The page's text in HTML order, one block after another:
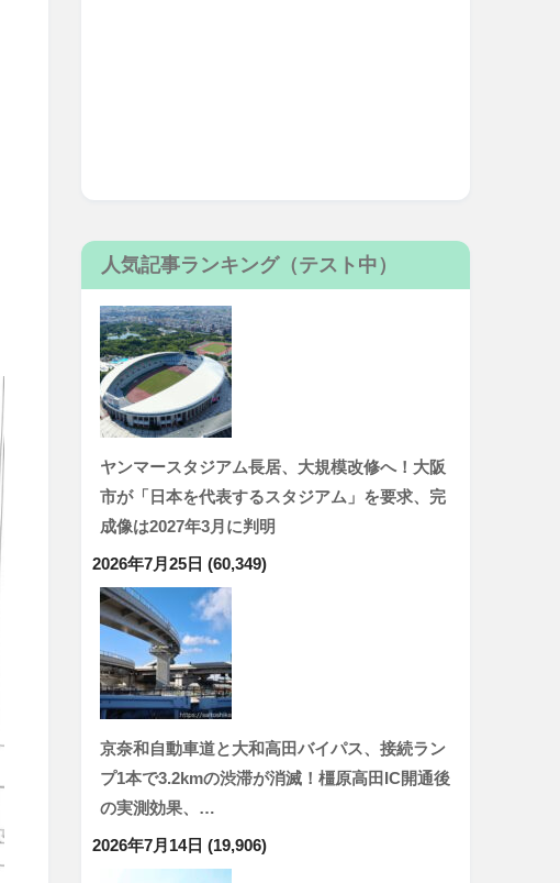
人気記事ランキング（テスト中）
ヤンマースタジアム長居、大規模改修へ！大阪
市が「日本を代表するスタジアム」を要求、完
成像は2027年3月に判明
2026年7月25日 (60,349)
京奈和自動車道と大和高田バイパス、接続ラン
プ1本で3.2kmの渋滞が消滅！橿原高田IC開通後
の実測効果、…
2026年7月14日 (19,906)